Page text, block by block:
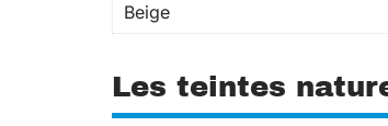
Beige
Les teintes